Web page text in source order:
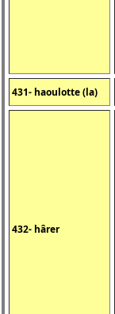
431- haoulotte (la)
432- hârer